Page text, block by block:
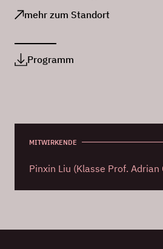
mehr zum Standort
Programm
MITWIRKENDE
Pinxin Liu (Klasse Prof. Adrian